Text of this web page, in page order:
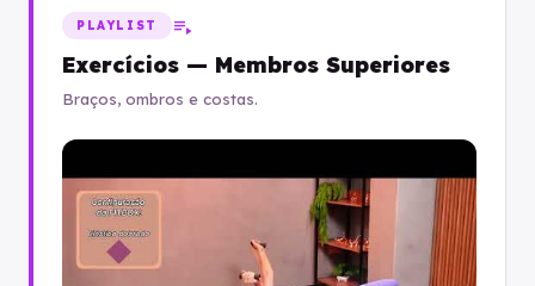
PLAYLIST playlist_play
Exercícios — Membros Superiores
Braços, ombros e costas.